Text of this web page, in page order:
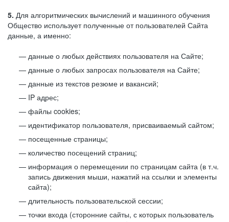
5. Для алгоритмических вычислений и машинного обучения
Общество использует полученные от пользователей Сайта
данные, а именно:
данные о любых действиях пользователя на Сайте;
данные о любых запросах пользователя на Сайте;
данные из текстов резюме и вакансий;
IP адрес;
файлы cookies;
идентификатор пользователя, присваиваемый сайтом;
посещенные страницы;
количество посещений страниц;
информация о перемещении по страницам сайта (в т.ч.
запись движения мыши, нажатий на ссылки и элементы
сайта);
длительность пользовательской сессии;
точки входа (сторонние сайты, с которых пользователь